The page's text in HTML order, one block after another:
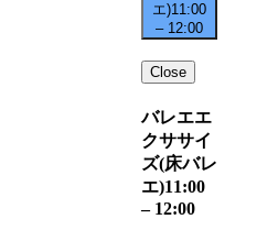
エ)11:00
– 12:00
Close
バレエエ
クササイ
ズ(床バレ
エ)11:00
– 12:00